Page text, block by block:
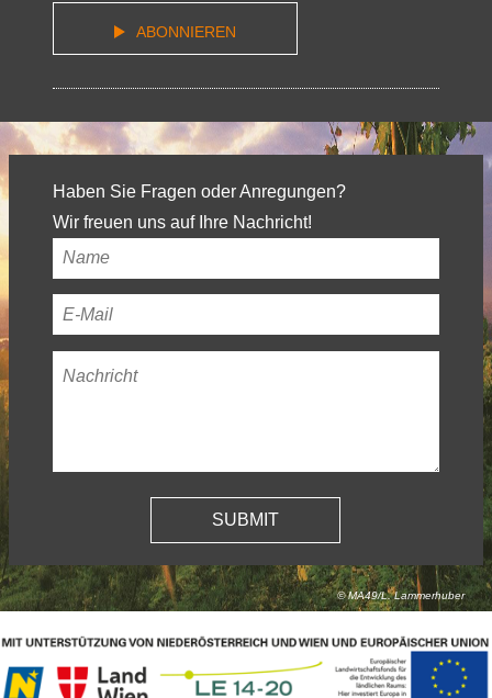
ABONNIEREN
Haben Sie Fragen oder Anregungen?
Wir freuen uns auf Ihre Nachricht!
Ihr
Name*
Ihre
E-
Mail-
Nachricht*
© MA49/L. Lammerhuber